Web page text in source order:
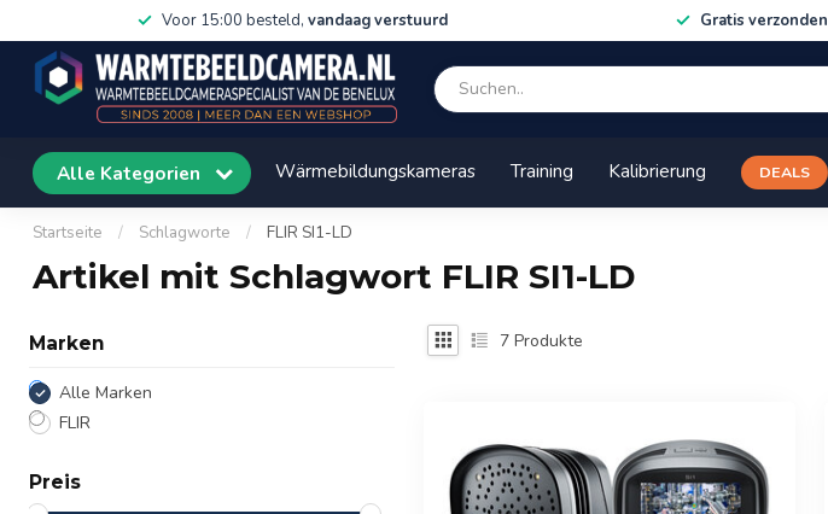
Voor 15:00 besteld, vandaag verstuurd Gratis verzonden
Alle Kategorien Wärmebildungskameras Training Kalibrierung DEALS
Startseite / Schlagworte / FLIR SI1-LD
Artikel mit Schlagwort FLIR SI1-LD
Marken
Alle Marken
FLIR
Preis
7 Produkte